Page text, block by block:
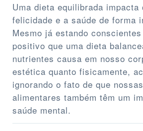
Uma dieta equilibrada impacta
felicidade e a saúde de forma
Mesmo já estando
positivo que uma dieta
nutrientes causa em nosso
estética quanto fisicamente,
ignorando o fato de que
alimentares também têm um
saúde mental.